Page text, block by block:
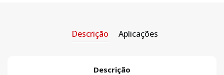
Descrição Aplicações
Descrição